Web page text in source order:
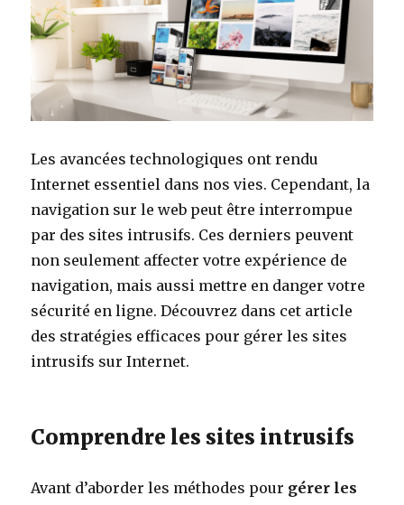
Les avancées technologiques ont rendu
Internet essentiel dans nos vies. Cependant, la
navigation sur le web peut être interrompue
par des sites intrusifs. Ces derniers peuvent
non seulement affecter votre expérience de
navigation, mais aussi mettre en danger votre
sécurité en ligne. Découvrez dans cet article
des stratégies efficaces pour gérer les sites
intrusifs sur Internet.
Comprendre les sites intrusifs
Avant d’aborder les méthodes pour gérer les